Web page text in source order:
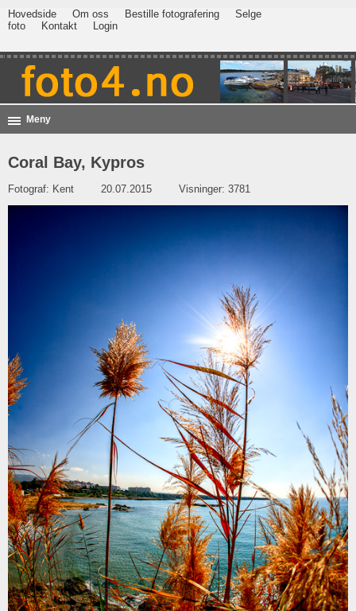
Hovedside Om oss Bestille fotografering
Selge
foto
Kontakt Login
Meny
Coral Bay, Kypros
Fotograf: Kent 20.07.2015 Visninger: 3781